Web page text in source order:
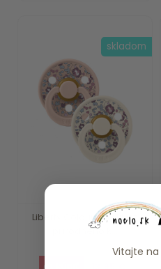
Liberty Colour cumlíky z
prírodného k...
skladom
Vitajte na